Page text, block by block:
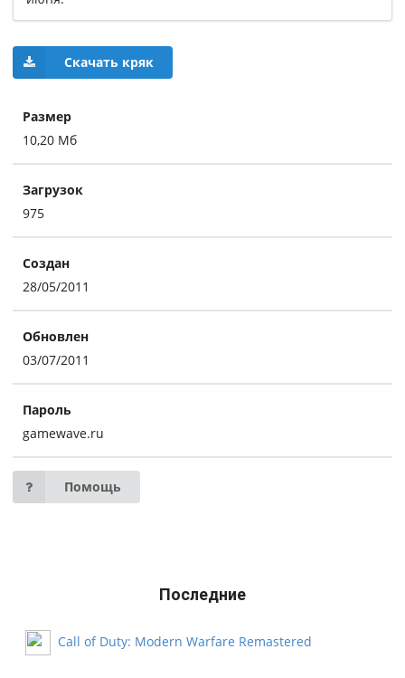
Скачать кряк
Размер
10,20 Мб
Загрузок
975
Создан
28/05/2011
Обновлен
03/07/2011
Пароль
gamewave.ru
Помощь
Последние
Call of Duty: Modern Warfare Remastered